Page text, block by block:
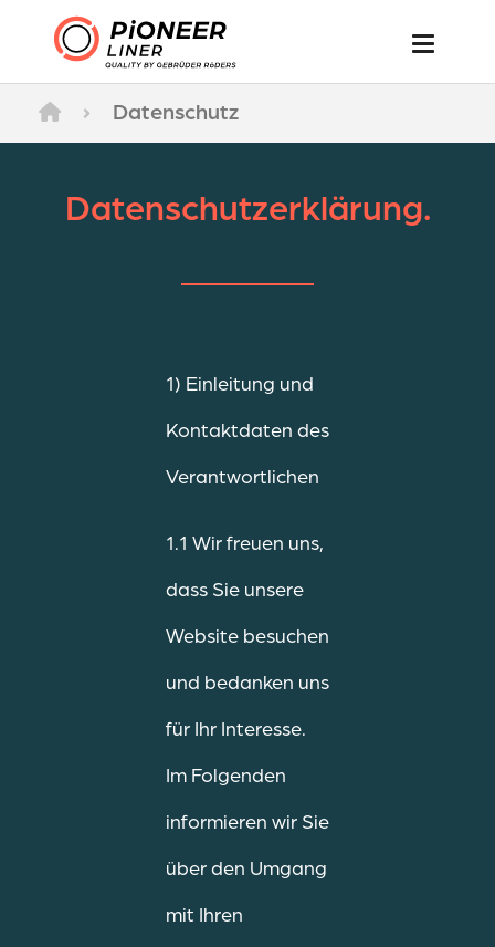
› Datenschutz
Datenschutzerklärung.
1) Einleitung und
Kontaktdaten des
Verantwortlichen
1.1 Wir freuen uns,
dass Sie unsere
Website besuchen
und bedanken uns
für Ihr Interesse.
Im Folgenden
informieren wir Sie
über den Umgang
mit Ihren